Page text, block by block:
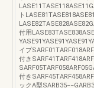
ト
付用
イプ
付き
付き
ックA型